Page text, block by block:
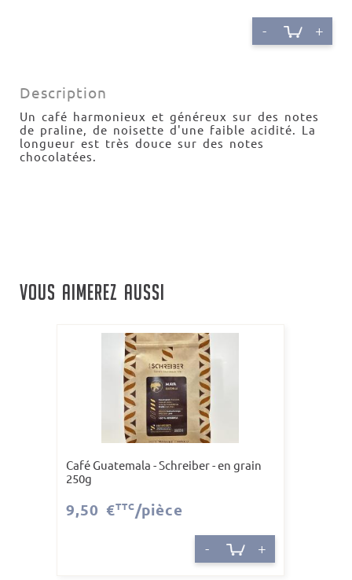
- +
Description
Un café harmonieux et généreux sur des notes
de praline, de noisette d'une faible acidité. La
longueur est très douce sur des notes
chocolatées.
VOUS AIMEREZ AUSSI
Café Guatemala - Schreiber - en grain
250g
9,50 €TTC /pièce
- +